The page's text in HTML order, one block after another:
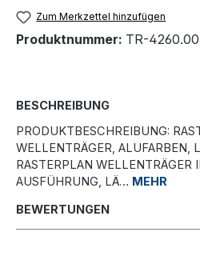
Zum Merkzettel hinzufügen
Produktnummer: TR-
BESCHREIBUNG
PRODUKTBESCHREIBUNG:
WELLENTRÄGER, ALUFARBEN,
RASTERPLAN WELLENTRÄGER
AUSFÜHRUNG, LÄ… MEHR
BEWERTUNGEN